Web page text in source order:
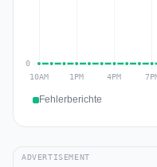
Fehlerberichte
ADVERTISEMENT